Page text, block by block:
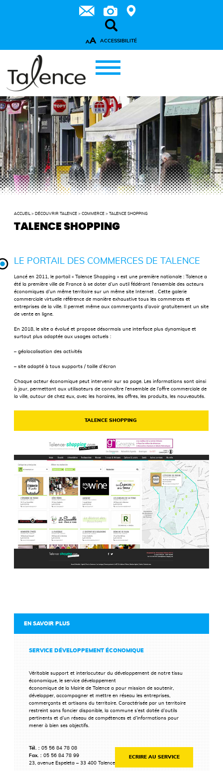
AA ACCESSIBILITÉ
ACCUEIL > DÉCOUVRIR TALENCE >COMMERCE >TALENCE SHOPPING
TALENCE SHOPPING
LE PORTAIL DES COMMERCES DE TALENCE
Lancé en 2011, le portail « Talence Shopping » est une première nationale : Talence a
été la première ville de France à se doter d’un outil fédérant l’ensemble des acteurs
économiques d’un même territoire sur un même site Internet . Cette galerie
commerciale virtuelle référence de manière exhaustive tous les commerces et
entreprises de la ville. Il permet même aux commerçants d’avoir gratuitement un site
de vente en ligne.
En 2018, le site a évolué et propose désormais une interface plus dynamique et
surtout plus adaptée aux usages actuels :
– géolocalisation des activités
– site adapté à tous supports / taille d’écran
Chaque acteur économique peut intervenir sur sa page. Les informations sont ainsi
à jour, permettant aux utilisateurs de connaître l’ensemble de l’offre commerciale de
la ville, autour de chez eux, avec les horaires, les offres, les produits, les nouveautés.
TALENCE SHOPPING
EN SAVOIR PLUS
SERVICE DÉVELOPPEMENT ÉCONOMIQUE
Véritable support et interlocuteur du développement de notre tissu
économique, le service développement
économique de la Mairie de Talence a pour mission de soutenir,
développer, accompagner et mettre en réseau les entreprises,
commerçants et artisans du territoire. Caractérisée par un territoire
restreint sans foncier disponible, la commune s’est dotée d’outils
pertinents et d’un réseau de compétences et d’informations pour
mener à bien ses objectifs.
Tél. :05 56 84 78 08
Fax. : 05 56 84 78 99
23, avenue Espeleta – 33 400 Talence
ECRIRE AU SERVICE